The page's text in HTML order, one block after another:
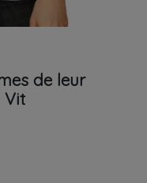
de leur
Vit